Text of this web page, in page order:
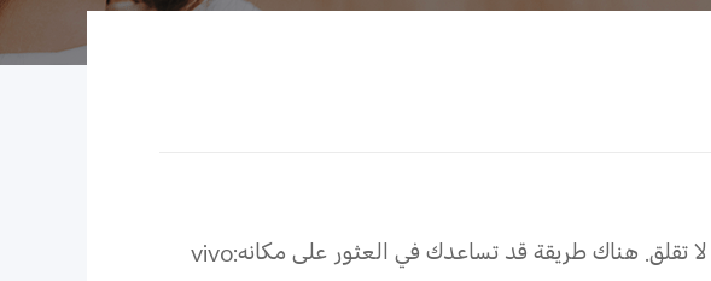
vivoلا تقلق. هناك طريقة قد تساعدك في العثور على مكانه: